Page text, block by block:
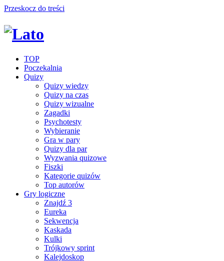
Przeskocz do treści
TOP
Poczekalnia
Quizy
Quizy wiedzy
Quizy na czas
Quizy wizualne
Zagadki
Psychotesty
Wybieranie
Gra w pary
Quizy dla par
Wyzwania quizowe
Fiszki
Kategorie quizów
Top autorów
Gry logiczne
Znajdź 3
Eureka
Sekwencja
Kaskada
Kulki
Trójkowy sprint
Kalejdoskop